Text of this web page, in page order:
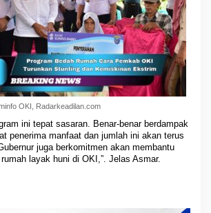
OKI, Radarkeadilan.com
ini tepat sasaran. Benar-benar berdampak
penerima manfaat dan jumlah ini akan terus
juga berkomitmen akan membantu
layak huni di OKI,”. Jelas Asmar.